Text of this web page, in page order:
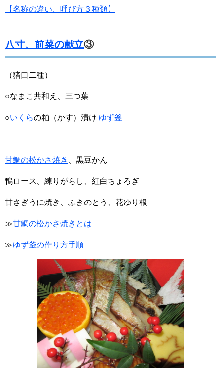
【名称の違い、呼び方３種類】
八寸、前菜の献立③
（猪口二種）
○なまこ共和え、三つ葉
○いくらの粕（かす）漬け ゆず釜
甘鯛の松かさ焼き 、黒豆かん
鴨ロース、練りがらし、紅白ちょろぎ
甘さぎうに焼き、ふきのとう、花ゆり根
≫甘鯛の松かさ焼きとは
≫ゆず釜の作り方手順